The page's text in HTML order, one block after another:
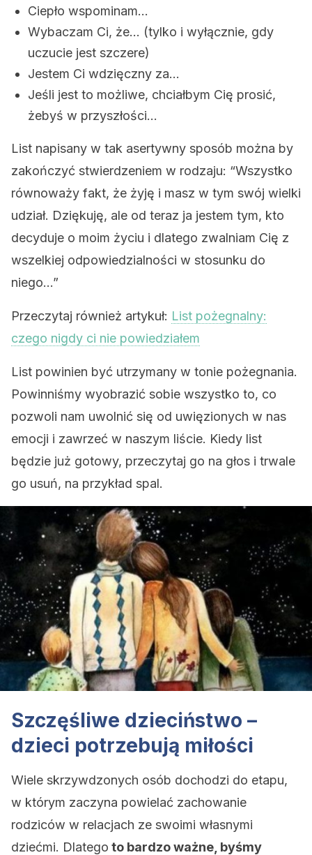
Ciepło wspominam…
Wybaczam Ci, że… (tylko i wyłącznie, gdy
uczucie jest szczere)
Jestem Ci wdzięczny za…
Jeśli jest to możliwe, chciałbym Cię prosić,
żebyś w przyszłości…
List napisany w tak asertywny sposób można by
zakończyć stwierdzeniem w rodzaju: “Wszystko
równoważy fakt, że żyję i masz w tym swój wielki
udział. Dziękuję, ale od teraz ja jestem tym, kto
decyduje o moim życiu i dlatego zwalniam Cię z
wszelkiej odpowiedzialności w stosunku do
niego…”
Przeczytaj również artykuł: List pożegnalny:
czego nigdy ci nie powiedziałem
List powinien być utrzymany w tonie pożegnania.
Powinniśmy wyobrazić sobie wszystko to, co
pozwoli nam uwolnić się od uwięzionych w nas
emocji i zawrzeć w naszym liście. Kiedy list
będzie już gotowy, przeczytaj go na głos i trwale
go usuń, na przykład spal.
Szczęśliwe dzieciństwo –
dzieci potrzebują miłości
Wiele skrzywdzonych osób dochodzi do etapu,
w którym zaczyna powielać zachowanie
rodziców w relacjach ze swoimi własnymi
dziećmi. Dlatego to bardzo ważne, byśmy